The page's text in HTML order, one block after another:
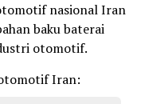
nasional Iran
baku baterai
otomotif.
Iran: